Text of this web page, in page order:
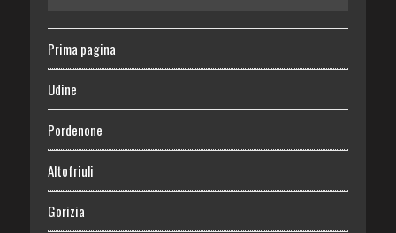
Prima pagina
Udine
Pordenone
Altofriuli
Gorizia